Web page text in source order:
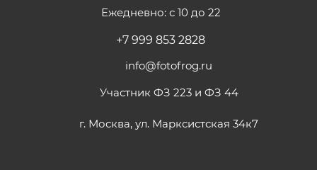
Ежедневно: с 10 до 22
+7 999 853 2828
info@fotofrog.ru
Участник ФЗ 223 и ФЗ 44
г. Москва, ул. Марксистская 34к7